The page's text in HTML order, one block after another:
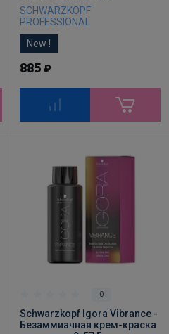
SCHWARZKOPF
PROFESSIONAL
New !
885 ₽
0
Schwarzkopf Igora Vibrance -
Безаммиачная крем-краска